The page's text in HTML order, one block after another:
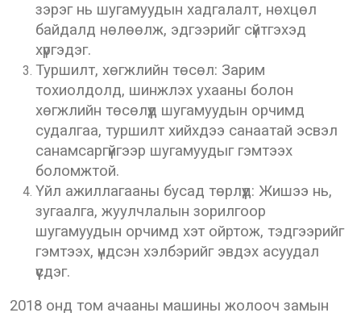
зэрэг нь шугамуудын хадгалалт, нөхцөл
байдалд нөлөөлж, эдгээрийг сүйтгэхэд
хүргэдэг.
Туршилт, хөгжлийн төсөл: Зарим
тохиолдолд, шинжлэх ухааны болон
хөгжлийн төсөлүүд шугамуудын орчимд
судалгаа, туршилт хийхдээ санаатай эсвэл
санамсаргүйгээр шугамуудыг гэмтээх
боломжтой.
Үйл ажиллагааны бусад төрлүүд: Жишээ нь,
зугаалга, жуулчлалын зорилгоор
шугамуудын орчимд хэт ойртож, тэдгээрийг
гэмтээх, үндсэн хэлбэрийг эвдэх асуудал
үүсдэг.
2018 онд том ачааны машины жолооч замын